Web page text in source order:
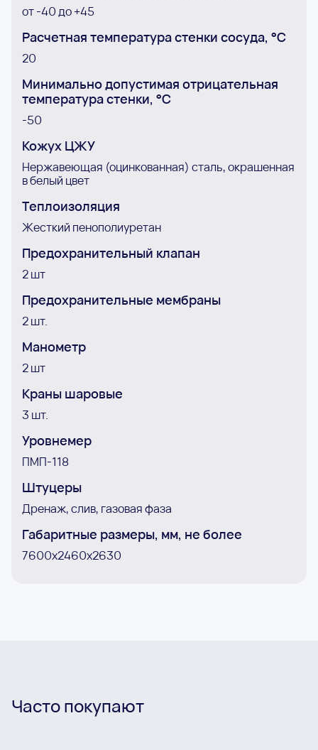
от -40 до +45
Расчетная температура стенки сосуда, °С
20
Минимально допустимая отрицательная
температура стенки, °С
-50
Кожух ЦЖУ
Нержавеющая (оцинкованная) сталь, окрашенная
в белый цвет
Теплоизоляция
Жесткий пенополиуретан
Предохранительный клапан
2 шт
Предохранительные мембраны
2 шт.
Манометр
2 шт
Краны шаровые
3 шт.
Уровнемер
ПMП-118
Штуцеры
Дренаж, слив, газовая фаза
Габаритные размеры, мм, не более
7600x2460x2630
Часто покупают